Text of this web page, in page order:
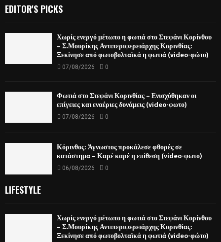
EDITOR'S PICKS
Χωρίς ενεργό μέτωπο η φωτιά στο Στεφάνι Κορίνθου
– Σ.Μουρίκης Αντιπεριφερειάρχης Κορινθίας:
Ξεκίνησε από φωτοβολταϊκά η φωτιά (video-φώτο)
07/08/2026 0
Φωτιά στο Στεφάνι Κορινθίας – Ενισχύθηκαν οι
επίγειες και εναέριες δυνάμεις (video-φωτο)
07/08/2026 0
Κόρινθος: Άγνωστος προκάλεσε φθορές σε
κατάστημα – Καρέ καρέ η επίθεση (video-φωτο)
06/08/2026 0
LIFESTYLE
Χωρίς ενεργό μέτωπο η φωτιά στο Στεφάνι Κορίνθου
– Σ.Μουρίκης Αντιπεριφερειάρχης Κορινθίας:
Ξεκίνησε από φωτοβολταϊκά η φωτιά (video-φώτο)